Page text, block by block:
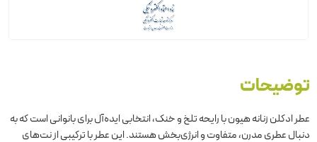
توضیحات
عطر ادکلن زنانه هیون با رایحه تلخ و خنک، انتخابی ایده‌آل برای بانوانی است که به
دنبال عطری مدرن، متفاوت و انرژی‌بخش هستند. این عطر با ترکیبی از نت‌های